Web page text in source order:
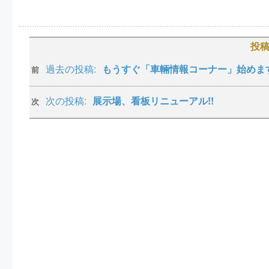
投
前 過去の投稿: もうすぐ「車輛情報コーナー」始めま
次 次の投稿: 展示場、看板リニューアル!!